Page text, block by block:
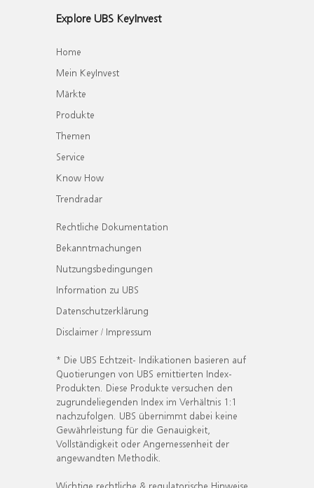
Explore UBS KeyInvest
Home
Mein KeyInvest
Märkte
Produkte
Themen
Service
Know How
Trendradar
Rechtliche Dokumentation
Bekanntmachungen
Nutzungsbedingungen
Information zu UBS
Datenschutzerklärung
Disclaimer / Impressum
* Die UBS Echtzeit- Indikationen basieren auf
Quotierungen von UBS emittierten Index-
Produkten. Diese Produkte versuchen den
zugrundeliegenden Index im Verhältnis 1:1
nachzufolgen. UBS übernimmt dabei keine
Gewährleistung für die Genauigkeit,
Vollständigkeit oder Angemessenheit der
angewandten Methodik.